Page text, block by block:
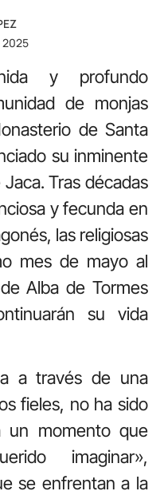
2025
y profundo
de monjas
de Santa
su inminente
Tras décadas
y fecunda en
las religiosas
mes de mayo al
Alba de Tormes
su vida
a través de una
fieles, no ha sido
un momento que
imaginar»,
se enfrentan a la